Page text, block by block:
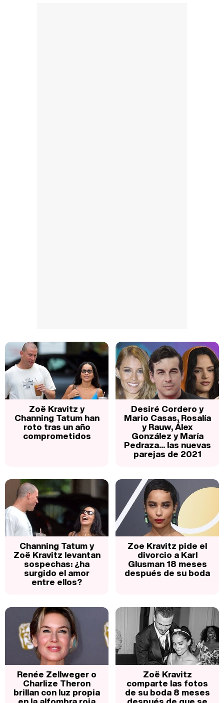
Zoë Kravitz y
Channing Tatum han
roto tras un año
comprometidos
Desiré Cordero y
Mario Casas, Rosalía
y Rauw, Álex
González y María
Pedraza... las nuevas
parejas de 2021
Channing Tatum y
Zoë Kravitz levantan
sospechas: ¿ha
surgido el amor
entre ellos?
Zoe Kravitz pide el
divorcio a Karl
Glusman 18 meses
después de su boda
Renée Zellweger o
Charlize Theron
brillan con luz propia
Zoë Kravitz
comparte las fotos
de su boda 8 meses